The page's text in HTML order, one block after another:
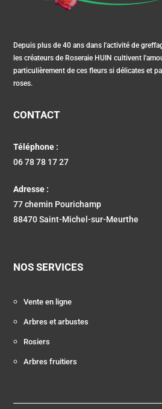
Depuis plus de 40 ans dans l'activité de
les créateurs de Roseraie HUIN cultivent
particulièrement de ces fleurs si délicates et
roses.
CONTACT
Téléphone :
06 78 78 17 27
Adresse :
77 chemin Pourichamp
88470 Saint-Michel-sur-Meurthe
NOS SERVICES
Vente en ligne
Arbres et arbustes
Rosiers
Arbres fruitiers